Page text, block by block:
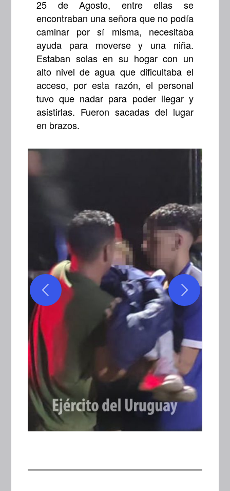
25 de Agosto, entre ellas se
encontraban una señora que no podía
caminar por sí misma, necesitaba
ayuda para moverse y una niña.
Estaban solas en su hogar con un
alto nivel de agua que dificultaba el
acceso, por esta razón, el personal
tuvo que nadar para poder llegar y
asistirlas. Fueron sacadas del lugar
en brazos.